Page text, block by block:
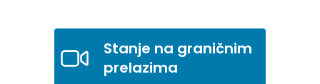
Stanje na graničnim
prelazima